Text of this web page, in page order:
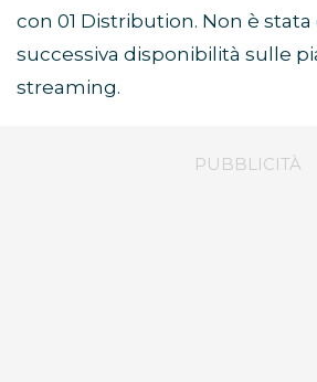
con 01 Distribution. Non è
successiva disponibilità sulle
streaming.